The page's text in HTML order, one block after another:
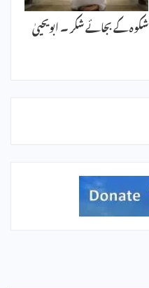
شکوہ کے بجائے شکر ۔ ابویحییٰ